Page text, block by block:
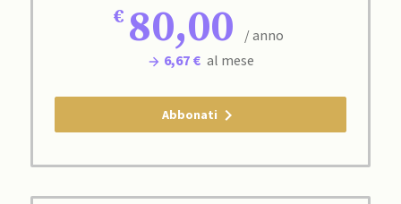
80,00
/ anno
6,67 € al mese
Abbonati